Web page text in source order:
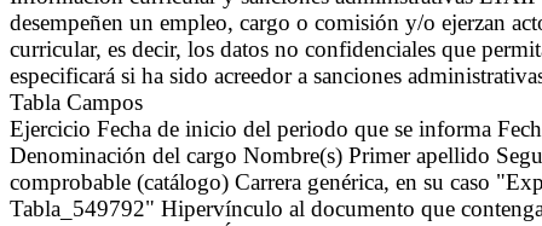
desempeñen un empleo, cargo o comisión y/o ejerzan
curricular, es decir, los datos no confidenciales que
especificará si ha sido acreedor a sanciones
Tabla Campos
Ejercicio Fecha de inicio del periodo que se informa
Denominación del cargo Nombre(s) Primer apellido
comprobable (catálogo) Carrera genérica, en su caso
Tabla_549792" Hipervínculo al documento que